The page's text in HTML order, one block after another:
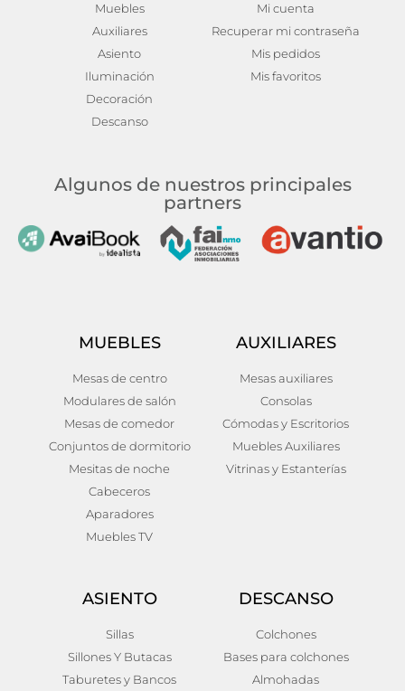
Muebles
Auxiliares
Asiento
Iluminación
Decoración
Descanso
Mi cuenta
Recuperar mi contraseña
Mis pedidos
Mis favoritos
Algunos de nuestros principales
partners
MUEBLES
Mesas de centro
Modulares de salón
Mesas de comedor
Conjuntos de dormitorio
Mesitas de noche
Cabeceros
Aparadores
Muebles TV
AUXILIARES
Mesas auxiliares
Consolas
Cómodas y Escritorios
Muebles Auxiliares
Vitrinas y Estanterías
ASIENTO
Sillas
Sillones Y Butacas
Taburetes y Bancos
DESCANSO
Colchones
Bases para colchones
Almohadas